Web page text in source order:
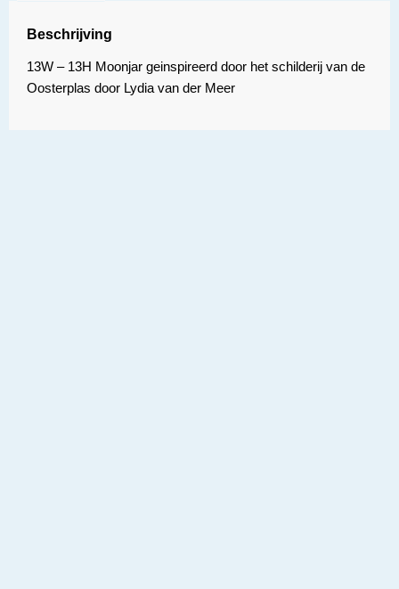
Beschrijving
13W – 13H Moonjar geinspireerd door het schilderij van de
Oosterplas door Lydia van der Meer